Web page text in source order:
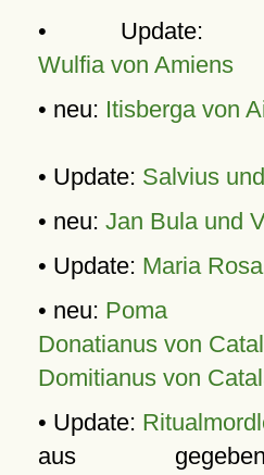
• Update:
Wulfia von Amiens
• neu: Itisberga von
• Update: Salvius
• neu: Jan Bula und
• Update: Maria
• neu: Poma
Donatianus von
Domitianus von
• Update:
aus